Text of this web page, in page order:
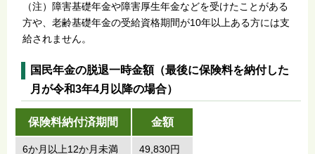
（注）障害基礎年金や障害厚生年金などを受けたことがある
方や、老齢基礎年金の受給資格期間が10年以上ある方には支
給されません。
国民年金の脱退一時金額（最後に保険料を納付した
月が令和3年4月以降の場合）
保険料納付済期間 金額
6か月以上12か月未満 49,830円